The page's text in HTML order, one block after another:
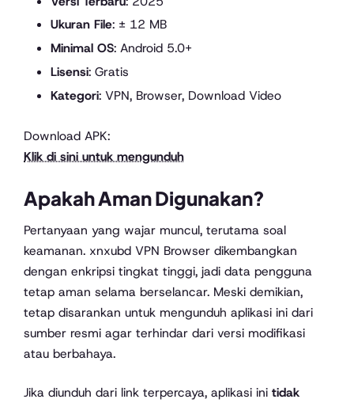
Ukuran File: ± 12 MB
Minimal OS: Android 5.0+
Lisensi: Gratis
Kategori: VPN, Browser, Download Video
Download APK:
Klik di sini untuk mengunduh
Apakah Aman Digunakan?
Pertanyaan yang wajar muncul, terutama soal
keamanan. xnxubd VPN Browser dikembangkan
dengan enkripsi tingkat tinggi, jadi data pengguna
tetap aman selama berselancar. Meski demikian,
tetap disarankan untuk mengunduh aplikasi ini dari
sumber resmi agar terhindar dari versi modifikasi
atau berbahaya.
Jika diunduh dari link terpercaya, aplikasi ini tidak